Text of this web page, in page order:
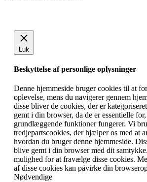
Luk
Beskyttelse af personlige oplysninger
Denne hjemmeside bruger cookies til at
oplevelse, mens du navigerer gennem
disse bliver de cookies, der er
gemt i din browser, da de er essentielle
grundlæggende funktioner fungerer. Vi
tredjepartscookies, der hjælper os med at
hvordan du bruger denne hjemmeside.
blive gemt i din browser med dit
mulighed for at fravælge disse cookies.
af disse cookies kan påvirke din
Nødvendige